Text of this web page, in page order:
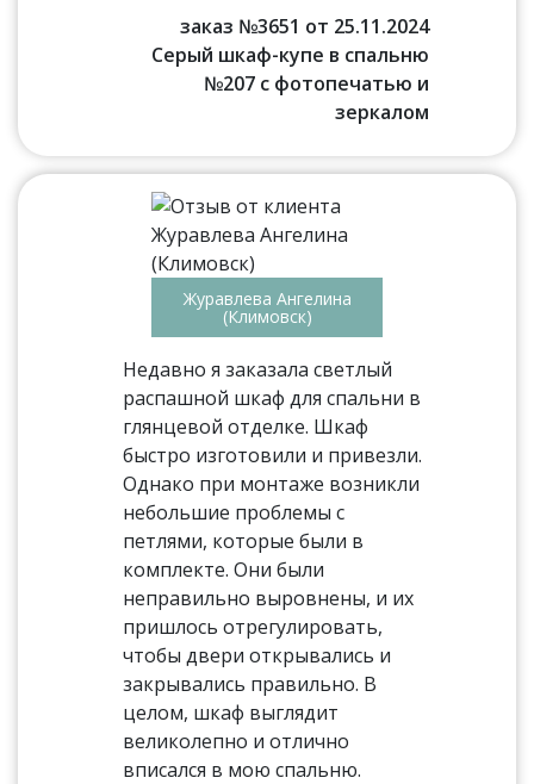
заказ №3651 от 25.11.2024
Серый шкаф-купе в спальню
№207 с фотопечатью и
зеркалом
Журавлева Ангелина
(Климовск)
Недавно я заказала светлый
распашной шкаф для спальни в
глянцевой отделке. Шкаф
быстро изготовили и привезли.
Однако при монтаже возникли
небольшие проблемы с
петлями, которые были в
комплекте. Они были
неправильно выровнены, и их
пришлось отрегулировать,
чтобы двери открывались и
закрывались правильно. В
целом, шкаф выглядит
великолепно и отлично
вписался в мою спальню.